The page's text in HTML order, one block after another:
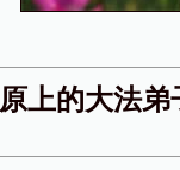
上的大法